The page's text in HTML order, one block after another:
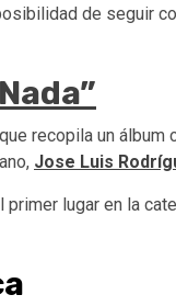
de seguir
recopila un álbum
Jose Luis
lugar en la